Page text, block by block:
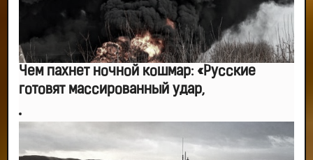
Чем пахнет ночной кошмар: «Русские
готовят массированный удар,